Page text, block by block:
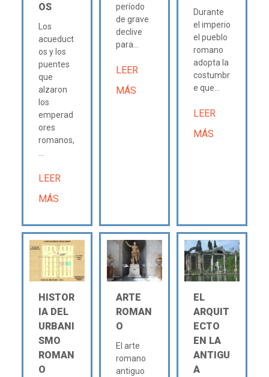
OS
Los
acueduct
os y los
puentes
que
alzaron
los
emperad
ores
romanos,
LEER
MÁS
período
de grave
declive
para...
LEER
MÁS
Durante
el imperio
el pueblo
romano
adopta la
costumbr
e que...
LEER
MÁS
HISTOR
IA DEL
URBANI
SMO
ROMAN
O
ARTE
ROMAN
O
El arte
romano
antiguo
EL
ARQUIT
ECTO
EN LA
ANTIGU
A